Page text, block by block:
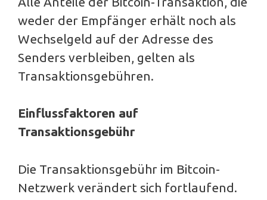
weder der Empfänger erhält noch als
Wechselgeld auf der Adresse des
Senders verbleiben, gelten als
Transaktionsgebühren.
Einflussfaktoren auf
Transaktionsgebühr
Die Transaktionsgebühr im Bitcoin-
Netzwerk verändert sich fortlaufend.